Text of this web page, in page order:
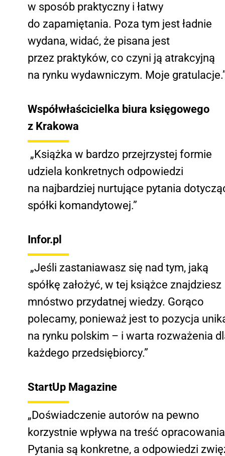
w sposób praktyczny i łatwy
do zapamiętania. Poza tym jest ładnie
wydana, widać, że pisana jest
przez praktyków, co czyni ją atrakcyjną
na rynku wydawniczym. Moje
Współwłaścicielka biura księgowego
z Krakowa
„Książka w bardzo przejrzystej formie
udziela konkretnych odpowiedzi
na najbardziej nurtujące pytania
spółki komandytowej.”
Infor.pl
„Jeśli zastaniawasz się nad tym, jaką
spółkę założyć, w tej książce znajdziesz
mnóstwo przydatnej wiedzy. Gorąco
polecamy, ponieważ jest to pozycja
na rynku polskim – i warta rozważenia
każdego przedsiębiorcy.”
StartUp Magazine
„Doświadczenie autorów na pewno
korzystnie wpływa na treść
Pytania są konkretne, a odpowiedzi